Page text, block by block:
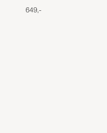
649,-